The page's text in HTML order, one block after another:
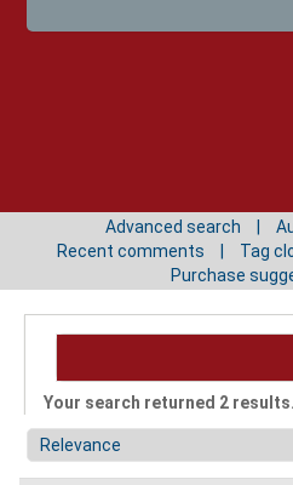
Advanced search
Recent comments
Tag
Purchase
Your search returned 2 results.